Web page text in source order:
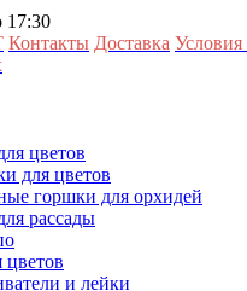
17:30
Контакты Доставка
цветов
для цветов
горшки для орхидей
рассады
цветов
и лейки